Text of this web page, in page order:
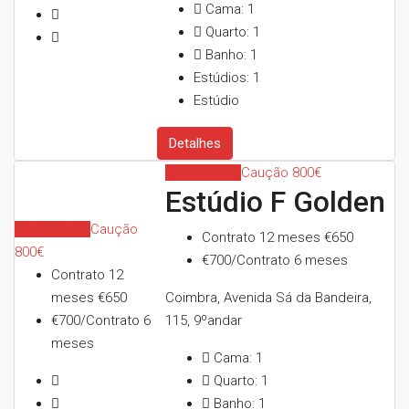
Cama: 1
Quarto: 1
Banho: 1
Estúdios: 1
Estúdio
Detalhes
Caução
800€
Contrato 12
meses €650
€700/Contrato 6
meses
Caução 800€
Estúdio F Golden
Contrato 12 meses €650
€700/Contrato 6 meses
Coimbra, Avenida Sá da Bandeira,
115, 9ºandar
Cama: 1
Quarto: 1
Banho: 1